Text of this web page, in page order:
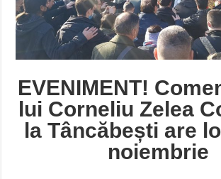
EVENIMENT!
lui Corneliu Zelea
la Tâncăbești are
noiembrie